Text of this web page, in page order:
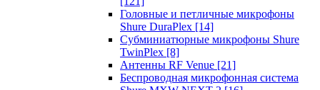
Головные и петличные микрофоны
Shure DuraPlex [14]
Субминиатюрные микрофоны Shure
TwinPlex [8]
Антенны RF Venue [21]
Беспроводная микрофонная система